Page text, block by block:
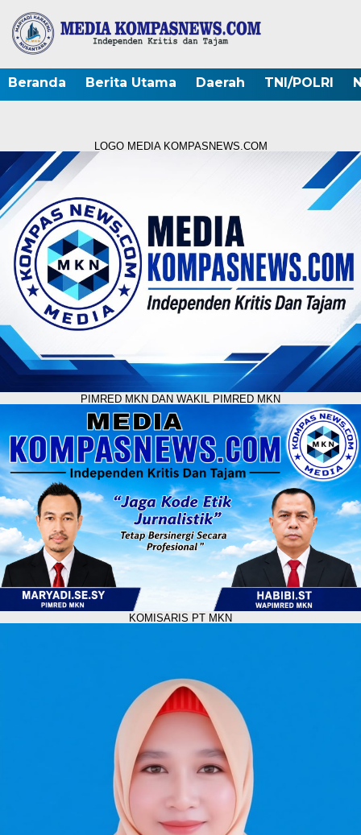
Beranda Berita Utama Daerah TNI/POLRI
LOGO MEDIA KOMPASNEWS.COM
PIMRED MKN DAN WAKIL PIMRED MKN
KOMISARIS PT MKN